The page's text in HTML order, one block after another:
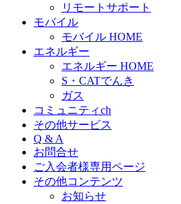
リモートサポート
モバイル
モバイル HOME
エネルギー
エネルギー HOME
S・CATでんき
ガス
コミュニティch
その他サービス
Q & A
お問合せ
ご入会者様専用ページ
その他コンテンツ
お知らせ